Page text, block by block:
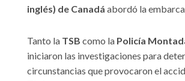
inglés) de Canadá abordó la
Tanto la TSB como la Policía
iniciaron las investigaciones para
circunstancias que provocaron el